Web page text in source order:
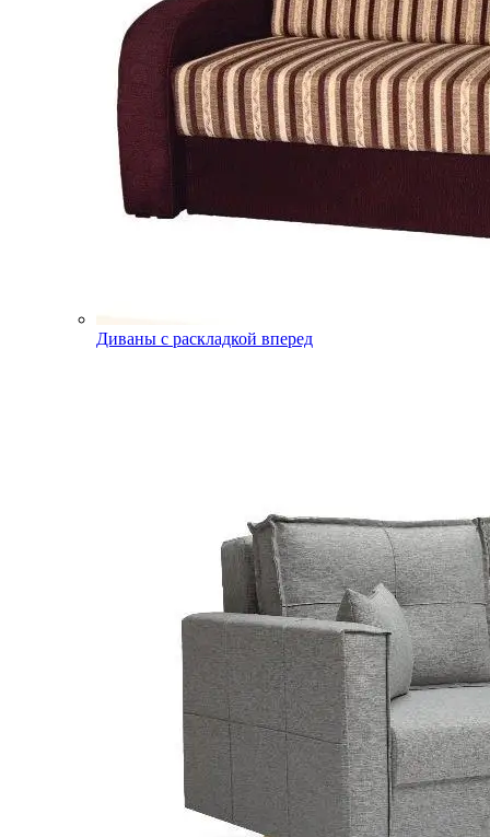
Диваны с раскладкой вперед